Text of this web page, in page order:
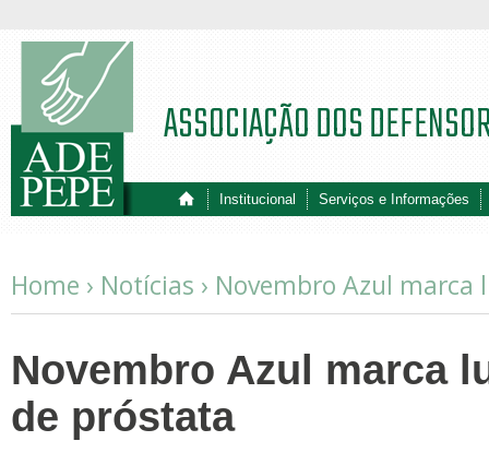
Institucional Serviços e Informações
ASSOCIAÇÃO DOS
Home › Notícias › Novembro Azul
Novembro Azul marca
de próstata